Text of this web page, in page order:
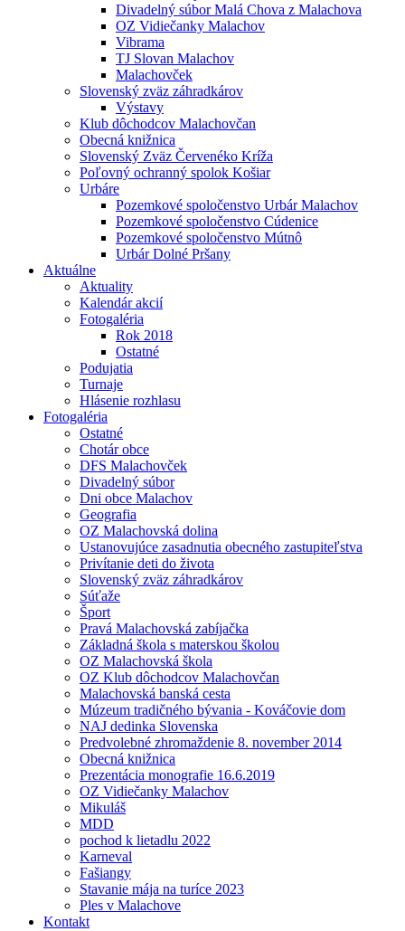
Divadelný súbor Malá Chova z Malachova
OZ Vidiečanky Malachov
Vibrama
TJ Slovan Malachov
Malachovček
Slovenský zväz záhradkárov
Výstavy
Klub dôchodcov Malachovčan
Obecná knižnica
Slovenský Zväz Červenéko Kríža
Poľovný ochranný spolok Košiar
Urbáre
Pozemkové spoločenstvo Urbár Malachov
Pozemkové spoločenstvo Cúdenice
Pozemkové spoločenstvo Mútnô
Urbár Dolné Pršany
Aktuálne
Aktuality
Kalendár akcií
Fotogaléria
Rok 2018
Ostatné
Podujatia
Turnaje
Hlásenie rozhlasu
Fotogaléria
Ostatné
Chotár obce
DFS Malachovček
Divadelný súbor
Dni obce Malachov
Geografia
OZ Malachovská dolina
Ustanovujúce zasadnutia obecného zastupiteľstva
Privítanie deti do života
Slovenský zväz záhradkárov
Súťaže
Šport
Pravá Malachovská zabíjačka
Základná škola s materskou školou
OZ Malachovská škola
OZ Klub dôchodcov Malachovčan
Malachovská banská cesta
Múzeum tradičného bývania - Kováčovie dom
NAJ dedinka Slovenska
Predvolebné zhromaždenie 8. november 2014
Obecná knižnica
Prezentácia monografie 16.6.2019
OZ Vidiečanky Malachov
Mikuláš
MDD
pochod k lietadlu 2022
Karneval
Fašiangy
Stavanie mája na turíce 2023
Ples v Malachove
Kontakt